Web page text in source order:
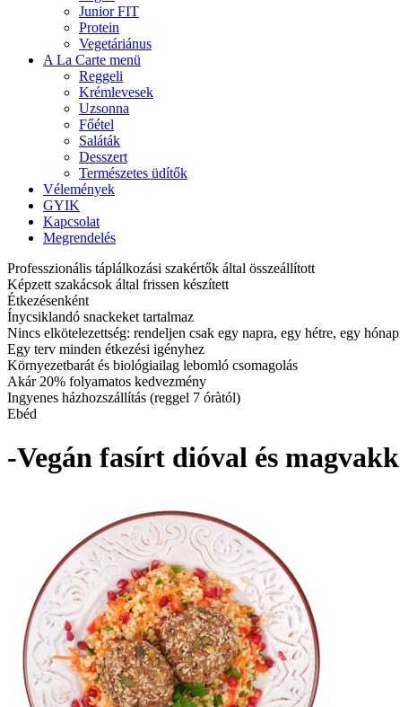
Junior FIT
Protein
Vegetáriánus
A La Carte menü
Reggeli
Krémlevesek
Uzsonna
Főétel
Saláták
Desszert
Természetes üdítők
Vélemények
GYIK
Kapcsolat
Megrendelés
Professzionális táplálkozási szakértők által összeállított
Képzett szakácsok által frissen készített
Étkezésenként
Ínycsiklandó snackeket tartalmaz
Nincs elkötelezettség: rendeljen csak egy napra, egy hétre, egy
Egy terv minden étkezési igényhez
Környezetbarát és biológiailag lebomló csomagolás
Akár 20% folyamatos kedvezmény
Ingyenes házhozszállítás (reggel 7 óràtól)
Ebéd
-Vegán fasírt dióval és